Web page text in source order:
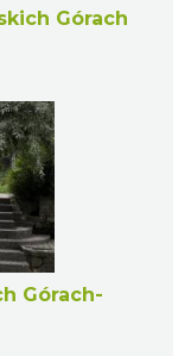
Górach
Górach-